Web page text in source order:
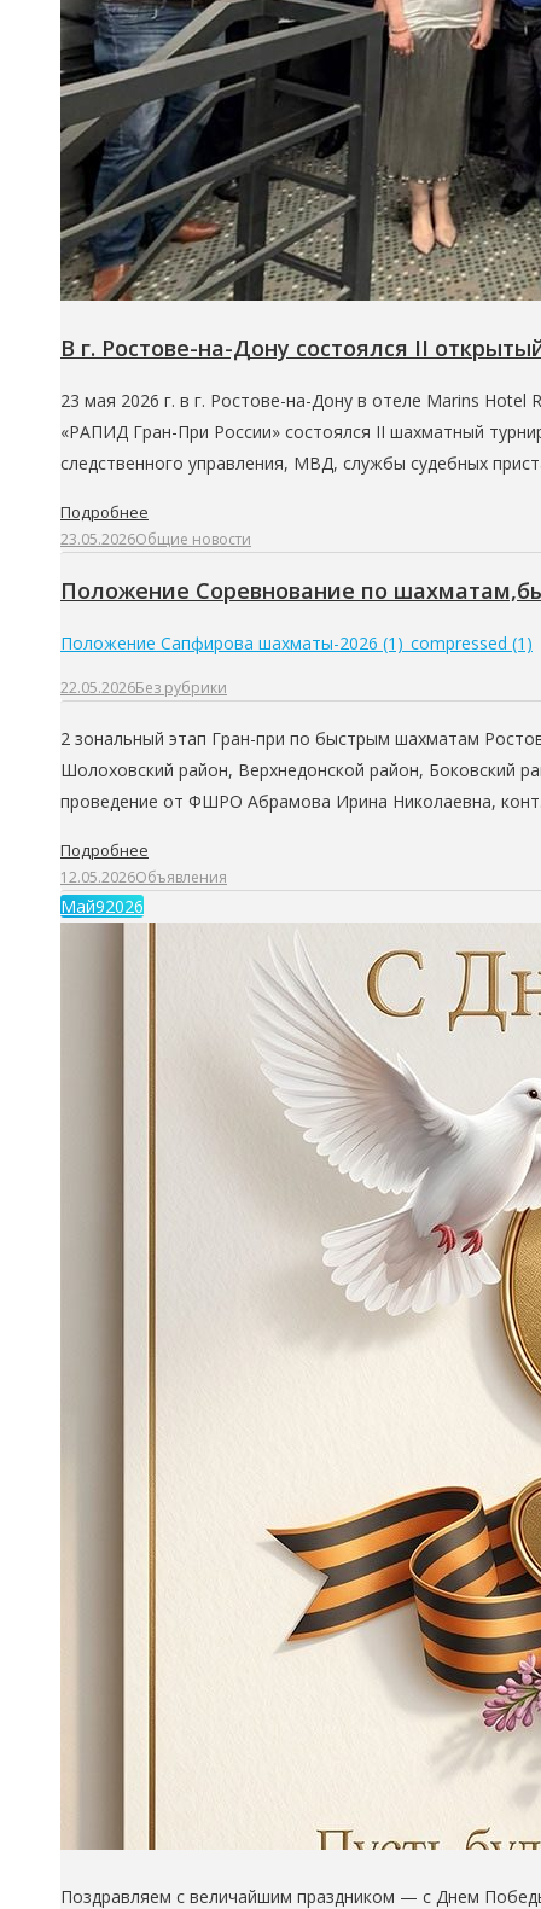
В г. Ростове-на-Дону состоялся II
23 мая 2026 г. в г. Ростове-на-Дону в отеле Marins
«РАПИД Гран-При России» состоялся II шахматный
следственного управления, МВД, службы судебных
Подробнее
23.05.2026Общие новости
Положение Соревнование по
Положение Сапфирова шахматы-2026 (1)_compressed (1)
22.05.2026Без рубрики
2 зональный этап Гран-при по быстрым шахматам
Шолоховский район, Верхнедонской район, Боковский
проведение от ФШРО Абрамова Ирина Николаевна,
Подробнее
12.05.2026Объявления
Май92026
Поздравляем с величайшим праздником — с Днем